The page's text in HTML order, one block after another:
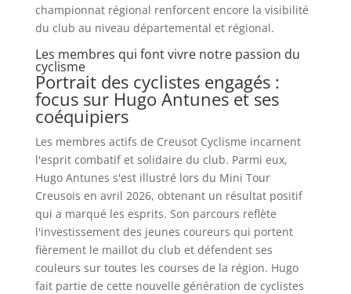
championnat régional renforcent encore la visibilité
du club au niveau départemental et régional.
Les membres qui font vivre notre passion du
cyclisme
Portrait des cyclistes engagés :
focus sur Hugo Antunes et ses
coéquipiers
Les membres actifs de Creusot Cyclisme incarnent
l'esprit combatif et solidaire du club. Parmi eux,
Hugo Antunes s'est illustré lors du Mini Tour
Creusois en avril 2026, obtenant un résultat positif
qui a marqué les esprits. Son parcours reflète
l'investissement des jeunes coureurs qui portent
fièrement le maillot du club et défendent ses
couleurs sur toutes les courses de la région. Hugo
fait partie de cette nouvelle génération de cyclistes